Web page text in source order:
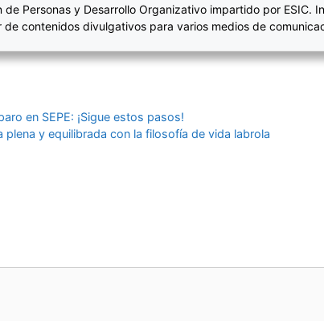
de Personas y Desarrollo Organizativo impartido por ESIC.
de contenidos divulgativos para varios medios de
en SEPE: ¡Sigue estos pasos!
y equilibrada con la filosofía de vida labrola